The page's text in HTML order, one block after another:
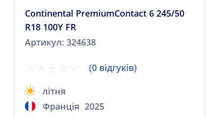
Continental PremiumContact 6 245/50
R18 100Y FR
Артикул: 324638
(0 відгуків)
літня
Франція 2025